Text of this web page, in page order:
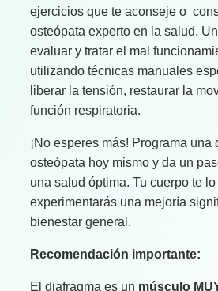
ejercicios que te aconseje o
osteópata experto en la salud.
evaluar y tratar el mal
utilizando técnicas manuales
liberar la tensión, restaurar la
función respiratoria.
¡No esperes más! Programa una
osteópata hoy mismo y da un
una salud óptima. Tu cuerpo te
experimentarás una mejoría
bienestar general.
Recomendación importante:
El diafragma es un músculo